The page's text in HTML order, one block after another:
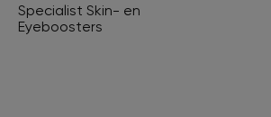
Specialist Skin- en
Eyeboosters